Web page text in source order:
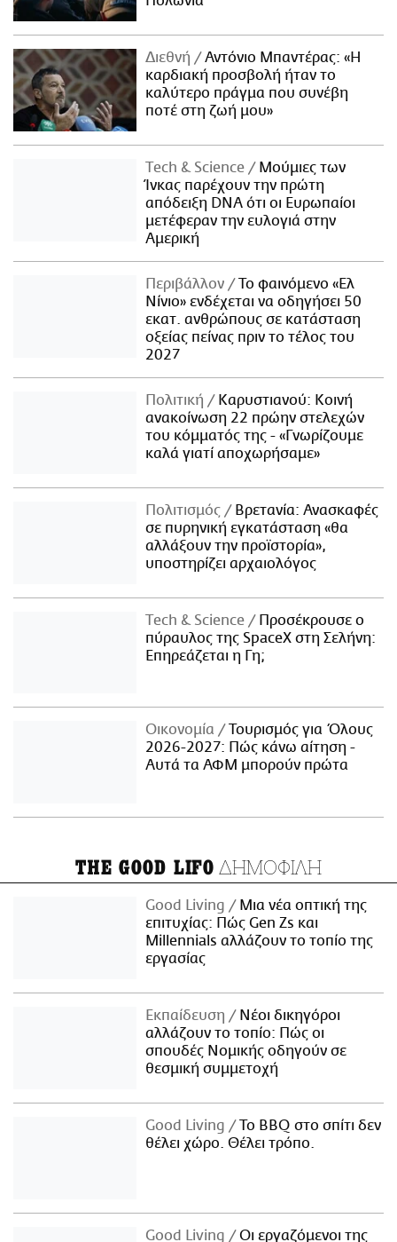
Διεθνή
Αντόνιο Μπαντέρας: «Η
καρδιακή προσβολή ήταν το
καλύτερο πράγμα που συνέβη
ποτέ στη ζωή μου»
Τech & Science
Μούμιες των
Ίνκας παρέχουν την πρώτη
απόδειξη DNA ότι οι Ευρωπαίοι
μετέφεραν την ευλογιά στην
Αμερική
Περιβάλλον
Το φαινόμενο «Ελ
Νίνιο» ενδέχεται να οδηγήσει 50
εκατ. ανθρώπους σε κατάσταση
οξείας πείνας πριν το τέλος του
2027
Πολιτική
Καρυστιανού: Κοινή
ανακοίνωση 22 πρώην στελεχών
του κόμματός της - «Γνωρίζουμε
καλά γιατί αποχωρήσαμε»
Πολιτισμός
Βρετανία: Ανασκαφές
σε πυρηνική εγκατάσταση «θα
αλλάξουν την προϊστορία»,
υποστηρίζει αρχαιολόγος
Τech & Science
Προσέκρουσε ο
πύραυλος της SpaceX στη Σελήνη:
Επηρεάζεται η Γη;
Οικονομία
Τουρισμός για Όλους
2026-2027: Πώς κάνω αίτηση -
Αυτά τα ΑΦΜ μπορούν πρώτα
THE GOOD LIFO ΔΗΜΟΦΙΛΗ
Good Living
Μια νέα οπτική της
επιτυχίας: Πώς Gen Zs και
Millennials αλλάζουν το τοπίο της
εργασίας
Εκπαίδευση
Νέοι δικηγόροι
αλλάζουν το τοπίο: Πώς οι
σπουδές Νομικής οδηγούν σε
θεσμική συμμετοχή
Good Living
Το BBQ στο σπίτι δεν
θέλει χώρο. Θέλει τρόπο.
Good Living
Οι εργαζόμενοι της